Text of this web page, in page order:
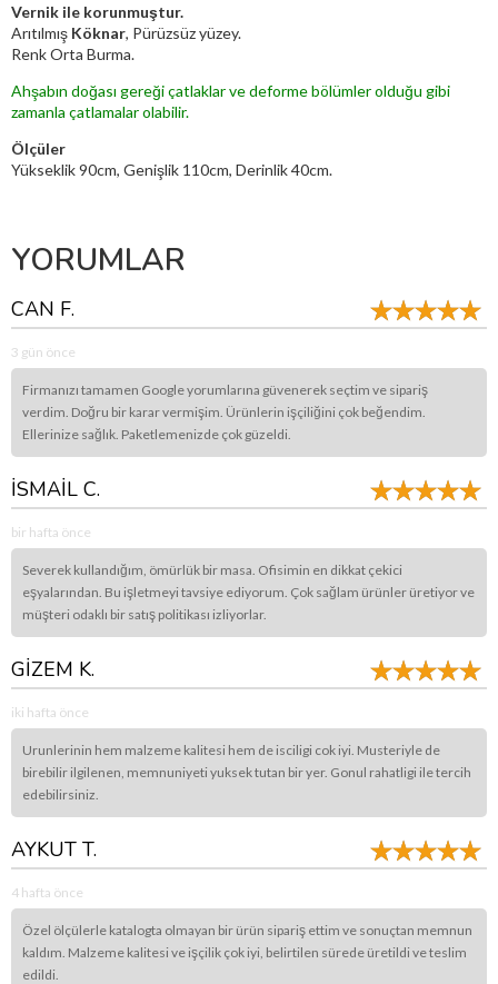
Vernik ile korunmuştur.
Arıtılmış Köknar, Pürüzsüzyüzey.
Renk Orta Burma.
Ahşabın doğası gereği çatlaklar ve deforme bölümler olduğu gibi
zamanla çatlamalar olabilir.
Ölçüler
Yükseklik 90cm, Genişlik 110cm, Derinlik 40cm.
YORUMLAR
CAN F.
3 gün önce
Firmanızı tamamen Google yorumlarına güvenerek seçtim ve sipariş
verdim. Doğru bir karar vermişim. Ürünlerin işçiliğini çok beğendim.
Ellerinize sağlık. Paketlemenizde çok güzeldi.
İSMAİL C.
bir hafta önce
Severek kullandığım, ömürlük bir masa. Ofisimin en dikkat çekici
eşyalarından. Bu işletmeyi tavsiye ediyorum. Çok sağlam ürünler üretiyor ve
müşteri odaklı bir satış politikası izliyorlar.
GİZEM K.
iki hafta önce
Urunlerinin hem malzeme kalitesi hem de isciligi cok iyi. Musteriyle de
birebilir ilgilenen, memnuniyeti yuksek tutan bir yer. Gonul rahatligi ile tercih
edebilirsiniz.
AYKUT T.
4 hafta önce
Özel ölçülerle katalogta olmayan bir ürün sipariş ettim ve sonuçtan memnun
kaldım. Malzeme kalitesi ve işçilik çok iyi, belirtilen sürede üretildi ve teslim
edildi.